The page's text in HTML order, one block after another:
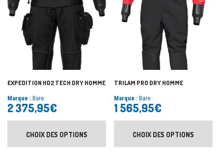
EXPEDITION HD2 TECH DRY HOMME
Marque : Bare
2 375,95€
CHOIX DES OPTIONS
TRILAM PRO DRY HOMME
Marque : Bare
1 565,95€
CHOIX DES OPTIONS